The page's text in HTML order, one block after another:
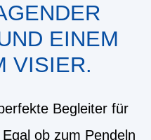
EINEM
VISIER.
Begleiter für
ob zum Pendeln